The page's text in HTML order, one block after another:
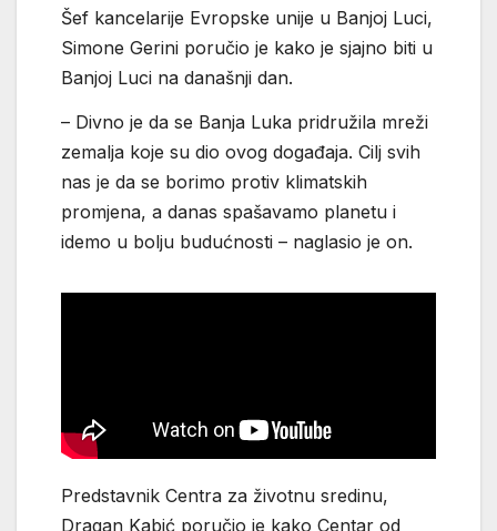
Šef kancelarije Evropske unije u Banjoj Luci,
Simone Gerini poručio je kako je sjajno biti u
Banjoj Luci na današnji dan.
– Divno je da se Banja Luka pridružila mreži
zemalja koje su dio ovog događaja. Cilj svih
nas je da se borimo protiv klimatskih
promjena, a danas spašavamo planetu i
idemo u bolju budućnosti – naglasio je on.
Predstavnik Centra za životnu sredinu,
Dragan Kabić poručio je kako Centar od